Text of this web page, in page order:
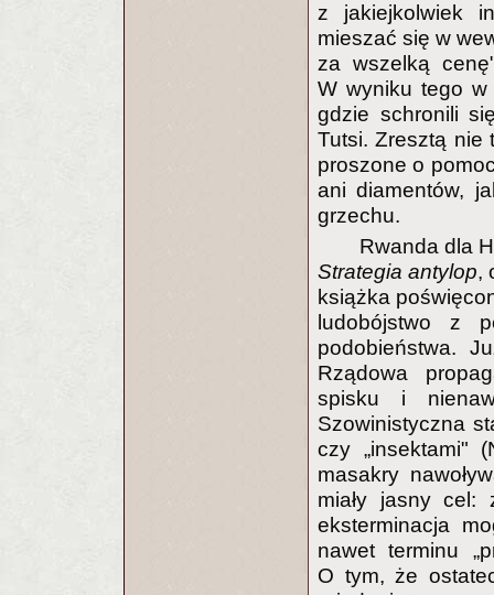
z jakiejkolwiek
mieszać się w
za wszelką
W wyniku tego w
gdzie schronili
Tutsi. Zresztą nie
proszone o
ani diamentów,
grzechu.
Rwanda dla
Strategia antylop,
książka
ludobójstwo z
podobieństwa.
Rządowa
spisku i
Szowinistyczna
czy „insektami"
masakry
miały jasny cel:
eksterminacja
nawet terminu
O tym, że